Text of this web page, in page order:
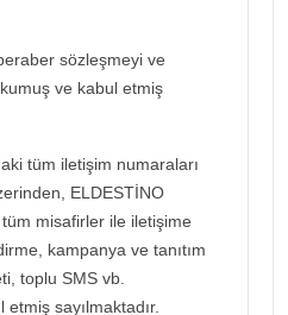
sözleşmeyi ve
ve kabul etmiş
tüm iletişim numaraları
ELDESTİNO
tüm misafirler ile iletişime
kampanya ve tanıtım
toplu SMS vb.
sayılmaktadır.